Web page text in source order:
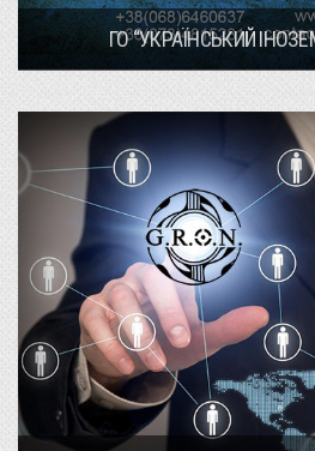
ГО “УКРАЇНСЬКИЙ